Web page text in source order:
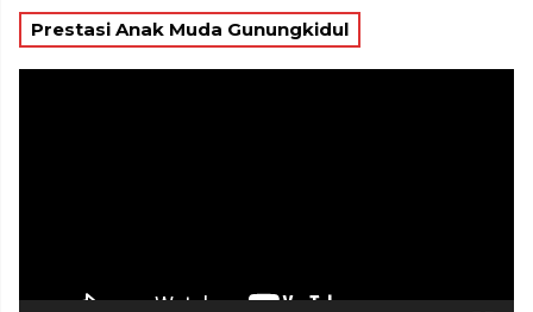
Prestasi Anak Muda Gunungkidul